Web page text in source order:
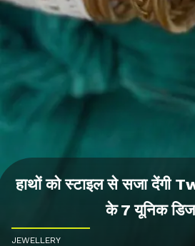
हाथों को स्टाइल से सजा देंगी
के 7 यूनिक
JEWELLERY